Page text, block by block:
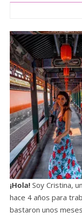
¡Hola! Soy Cristina,
hace 4 años para
bastaron unos